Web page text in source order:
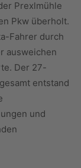
Prexlmühle
Pkw überholt.
Fahrer durch
ausweichen
Der 27-
entstand
und